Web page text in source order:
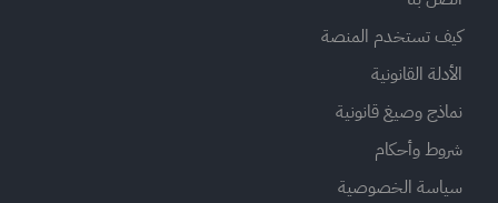
كيف تستخدم المنصة
الأدلة القانونية
نماذج وصيغ قانونية
شروط وأحكام
سياسة الخصوصية